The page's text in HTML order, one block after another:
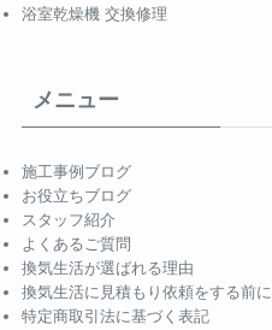
浴室乾燥機 交換修理
メニュー
施工事例ブログ
お役立ちブログ
スタッフ紹介
よくあるご質問
換気生活が選ばれる理由
換気生活に見積もり依頼をする前に
特定商取引法に基づく表記